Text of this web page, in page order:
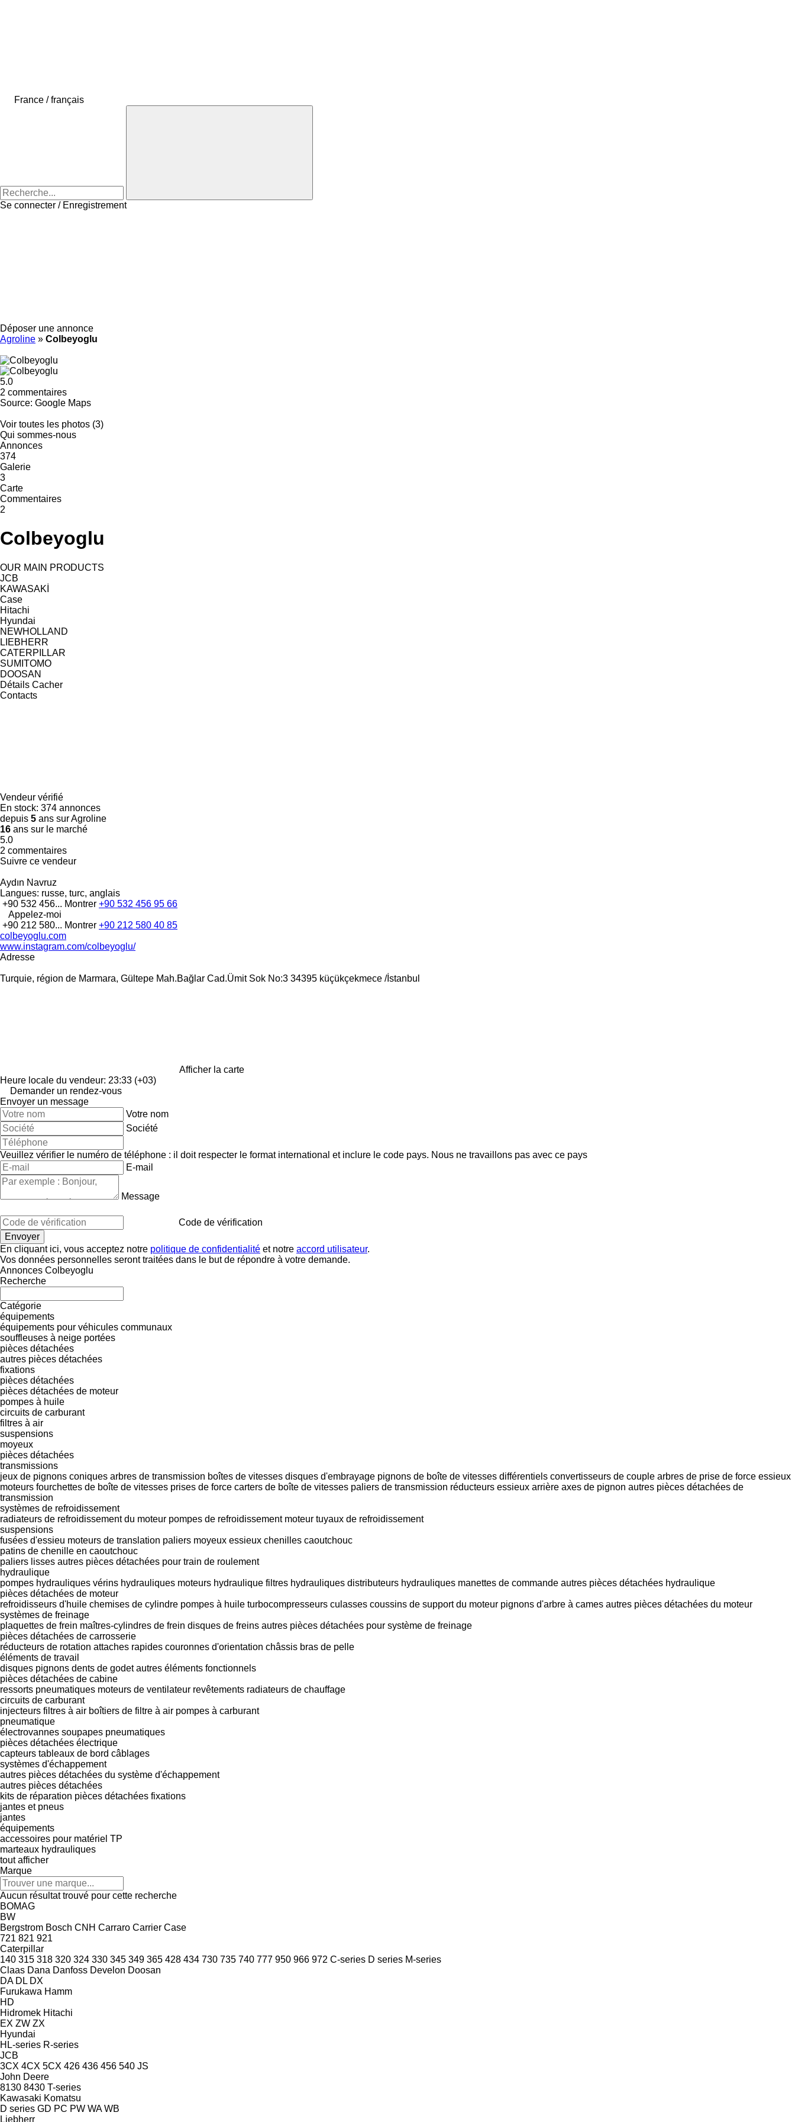
France / français
Se connecter / Enregistrement
Déposer une annonce
Agroline » Colbeyoglu
5.0
2 commentaires
Source: Google Maps
Voir toutes les photos (3)
Qui sommes-nous
Annonces
374
Galerie
3
Carte
Commentaires
2
Colbeyoglu
OUR MAIN PRODUCTS
JCB
KAWASAKİ
Case
Hitachi
Hyundai
NEWHOLLAND
LIEBHERR
CATERPILLAR
SUMITOMO
DOOSAN
Détails Cacher
Contacts
Vendeur vérifié
En stock: 374 annonces
depuis 5 ans sur Agroline
16 ans sur le marché
5.0
2 commentaires
Suivre ce vendeur
Aydın Navruz
Langues: russe, turc, anglais
+90 532 456... Montrer +90 532 456 95 66
Appelez-moi
+90 212 580... Montrer +90 212 580 40 85
colbeyoglu.com
www.instagram.com/colbeyoglu/
Adresse
Turquie, région de Marmara, Gültepe Mah.Bağlar Cad.Ümit Sok No:3 34395 küçükçekmece /İstanbul
Afficher la carte
Heure locale du vendeur: 23:33 (+03)
Demander un rendez-vous
Envoyer un message
Votre nom
Société
Veuillez vérifier le numéro de téléphone : il doit respecter le format international et inclure le code pays. Nous ne travaillons pas avec ce pays
E-mail
Message
Code de vérification
En cliquant ici, vous acceptez notre politique de confidentialité et notre accord utilisateur.
Vos données personnelles seront traitées dans le but de répondre à votre demande.
Annonces Colbeyoglu
Recherche
Catégorie
équipements
équipements pour véhicules communaux
souffleuses à neige portées
pièces détachées
autres pièces détachées
fixations
pièces détachées
pièces détachées de moteur
pompes à huile
circuits de carburant
filtres à air
suspensions
moyeux
pièces détachées
transmissions
jeux de pignons coniques arbres de transmission boîtes de vitesses disques d'embrayage pignons de boîte de vitesses différentiels convertisseurs de couple arbres de prise de force essieux
moteurs fourchettes de boîte de vitesses prises de force carters de boîte de vitesses paliers de transmission réducteurs essieux arrière axes de pignon autres pièces détachées de
transmission
systèmes de refroidissement
radiateurs de refroidissement du moteur pompes de refroidissement moteur tuyaux de refroidissement
suspensions
fusées d'essieu moteurs de translation paliers moyeux essieux chenilles caoutchouc
patins de chenille en caoutchouc
paliers lisses autres pièces détachées pour train de roulement
hydraulique
pompes hydrauliques vérins hydrauliques moteurs hydraulique filtres hydrauliques distributeurs hydrauliques manettes de commande autres pièces détachées hydraulique
pièces détachées de moteur
refroidisseurs d'huile chemises de cylindre pompes à huile turbocompresseurs culasses coussins de support du moteur pignons d'arbre à cames autres pièces détachées du moteur
systèmes de freinage
plaquettes de frein maîtres-cylindres de frein disques de freins autres pièces détachées pour système de freinage
pièces détachées de carrosserie
réducteurs de rotation attaches rapides couronnes d'orientation châssis bras de pelle
éléments de travail
disques pignons dents de godet autres éléments fonctionnels
pièces détachées de cabine
ressorts pneumatiques moteurs de ventilateur revêtements radiateurs de chauffage
circuits de carburant
injecteurs filtres à air boîtiers de filtre à air pompes à carburant
pneumatique
électrovannes soupapes pneumatiques
pièces détachées électrique
capteurs tableaux de bord câblages
systèmes d'échappement
autres pièces détachées du système d'échappement
autres pièces détachées
kits de réparation pièces détachées fixations
jantes et pneus
jantes
équipements
accessoires pour matériel TP
marteaux hydrauliques
tout afficher
Marque
Aucun résultat trouvé pour cette recherche
BOMAG
BW
Bergstrom Bosch CNH Carraro Carrier Case
721 821 921
Caterpillar
140 315 318 320 324 330 345 349 365 428 434 730 735 740 777 950 966 972 C-series D series M-series
Claas Dana Danfoss Develon Doosan
DA DL DX
Furukawa Hamm
HD
Hidromek Hitachi
EX ZW ZX
Hyundai
HL-series R-series
JCB
3CX 4CX 5CX 426 436 456 540 JS
John Deere
8130 8430 T-series
Kawasaki Komatsu
D series GD PC PW WA WB
Liebherr